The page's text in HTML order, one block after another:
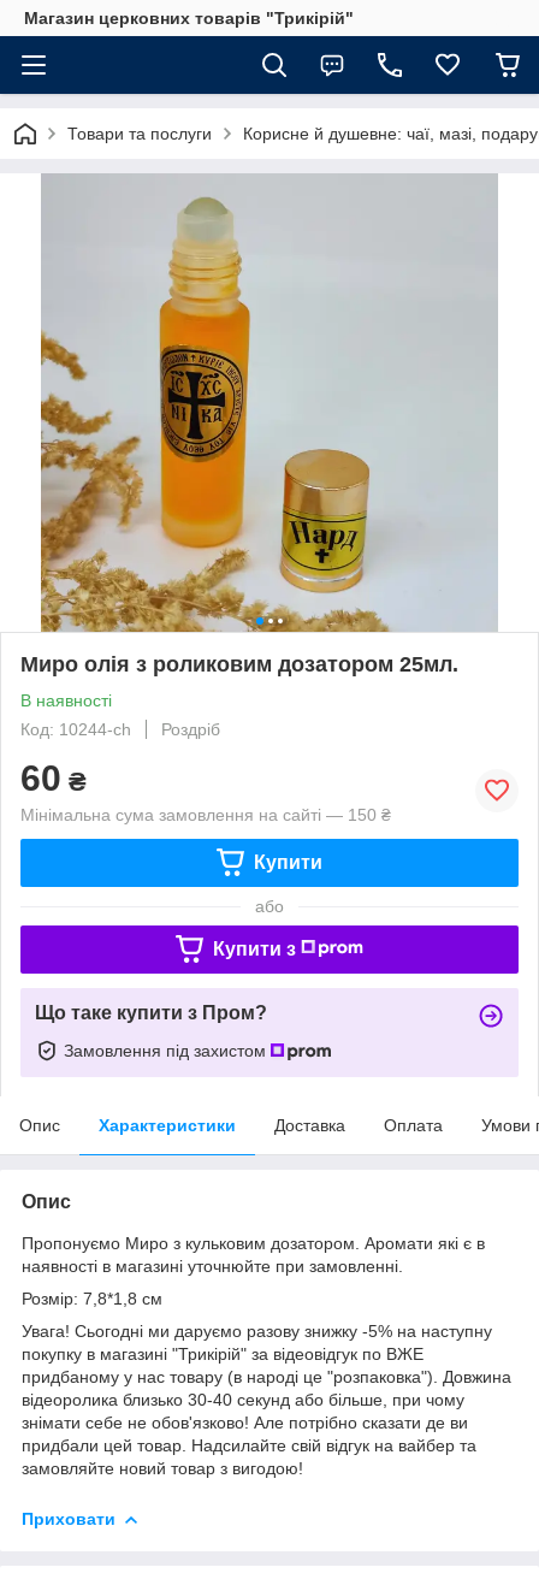
Магазин церковних товарів "Трикірій"
Товари та послуги Корисне й душевне: чаї, мазі,
Миро олія з роликовим дозатором 25мл.
В наявності
Код: 10244-ch
Роздріб
60 ₴
Мінімальна сума замовлення на сайті — 150 ₴
Купити
або
Купити з
Що таке купити з Пром?
Замовлення під захистом
Опис Характеристики Доставка Оплата Умови
Опис
Пропонуємо Миро з кульковим дозатором. Аромати які є в
наявності в магазині уточнюйте при замовленні.
Розмір: 7,8*1,8 см
Увага! Сьогодні ми даруємо разову знижку -5% на наступну
покупку в магазині "Трикірій" за відеовідгук по ВЖЕ
придбаному у нас товару (в народі це "розпаковка"). Довжина
відеоролика близько 30-40 секунд або більше, при чому
знімати себе не обов'язково! Але потрібно сказати де ви
придбали цей товар. Надсилайте свій відгук на вайбер та
замовляйте новий товар з вигодою!
Приховати